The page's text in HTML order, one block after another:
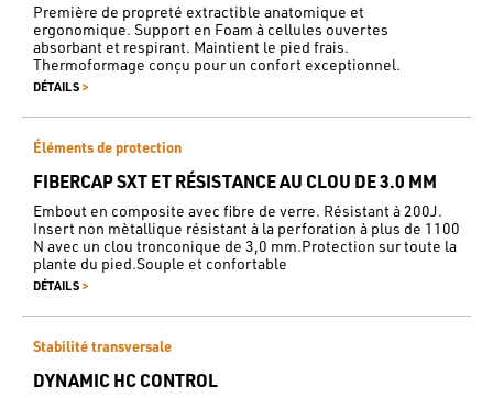
Première de propreté extractible anatomique et
ergonomique. Support en Foam à cellules ouvertes
absorbant et respirant. Maintient le pied frais.
Thermoformage conçu pour un confort exceptionnel.
DÉTAILS >
Éléments de protection
FIBERCAP SXT ET RÉSISTANCE AU CLOU DE 3.0 MM
Embout en composite avec fibre de verre. Résistant à 200J.
Insert non mètallique résistant à la perforation à plus de 1100
N avec un clou tronconique de 3,0 mm.Protection sur toute la
plante du pied.Souple et confortable
DÉTAILS >
Stabilité transversale
DYNAMIC HC CONTROL